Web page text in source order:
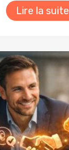
Lire la suite